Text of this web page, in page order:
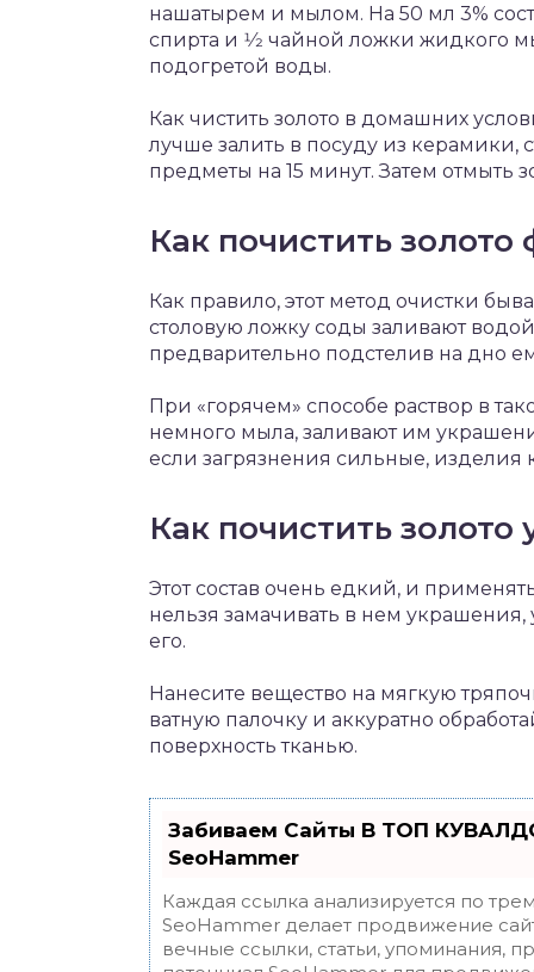
нашатырем и мылом. На 50 мл 3%
спирта и 1⁄2 чайной ложки жидкого
подогретой воды.
Как чистить золото в домашних
лучше залить в посуду из керамики,
предметы на 15 минут. Затем отмыть
Как почистить
Как правило, этот метод очистки
столовую ложку соды заливают
предварительно подстелив на дно
При «горячем» способе раствор в
немного мыла, заливают им
если загрязнения сильные, изделия
Как почистить золото
Этот состав очень едкий, и
нельзя замачивать в нем украшения,
его.
Нанесите вещество на мягкую
ватную палочку и аккуратно
поверхность тканью.
Забиваем Сайты В ТОП
SeoHammer
Каждая ссылка анализируется по
SeoHammer делает продвижение
вечные ссылки, статьи, упоминания,